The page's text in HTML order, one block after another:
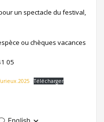
un spectacle du festival,
ou chèques vacances
05
Télécharger